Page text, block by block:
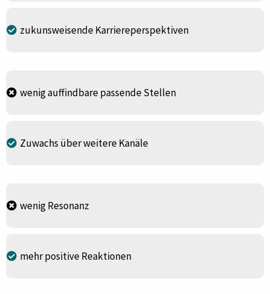
zukunsweisende Karriereperspektiven
wenig auffindbare passende Stellen
Zuwachs über weitere Kanäle
wenig Resonanz
mehr positive Reaktionen